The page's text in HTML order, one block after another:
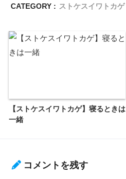
CATEGORY : ストケスイワトカゲ
【ストケスイワトカゲ】寝るときは
一緒
コメントを残す